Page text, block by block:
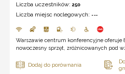
Liczba uczestników: 250
Liczba miejsc noclegowych: ---
Warszawie centrum konferencyjne oferuje
nowoczesny sprzęt, zróżnicowanych pod